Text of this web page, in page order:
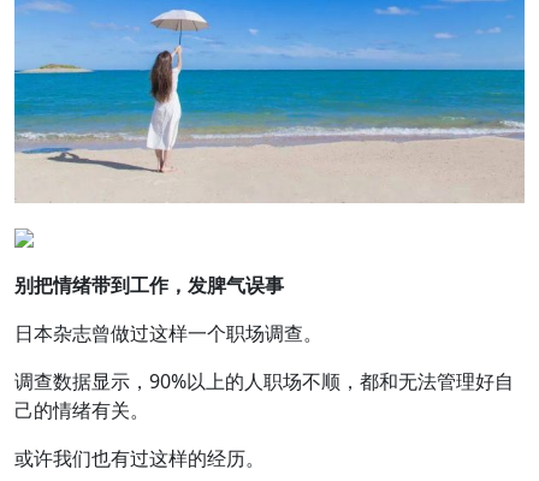
别把情绪带到工作，发脾气误事
日本杂志曾做过这样一个职场调查。
调查数据显示，90%以上的人职场不顺，都和无法管理好自
己的情绪有关。
或许我们也有过这样的经历。